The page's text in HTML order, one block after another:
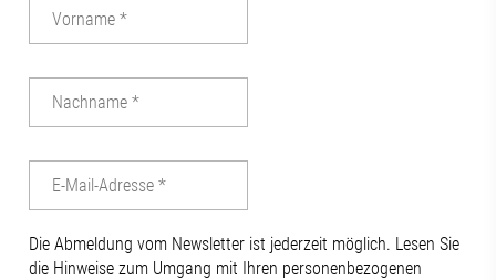
Die Abmeldung vom Newsletter ist jederzeit möglich. Lesen Sie
die Hinweise zum Umgang mit Ihren personenbezogenen